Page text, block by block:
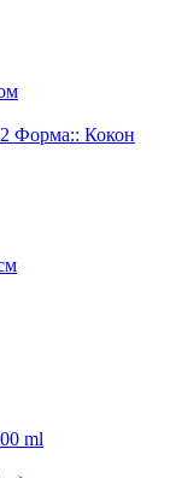
Форма:: Кокон
ml